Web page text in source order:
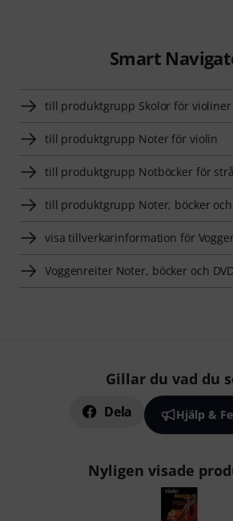
Smart
till produktgrupp Skolor för violiner
till produktgrupp Noter för violin
till produktgrupp Notböcker för
till produktgrupp Noter, böcker och
visa tillverkarinformation för
Voggenreiter Noter, böcker och
Gillar du vad du
Dela Hjälp &
Nyligen visade